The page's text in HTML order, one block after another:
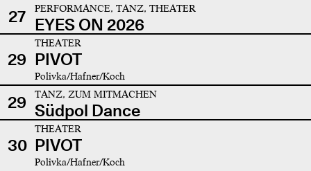
27 PERFORMANCE, TANZ, THEATER
EYES ON 2026
29
THEATER
PIVOT
Polivka/Hafner/Koch
29 TANZ, ZUM MITMACHEN
Südpol Dance
30
THEATER
PIVOT
Polivka/Hafner/Koch